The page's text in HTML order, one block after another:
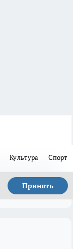
Культура Спорт
Принять